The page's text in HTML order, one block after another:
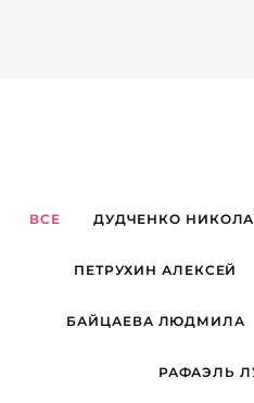
ВСЕ ДУДЧЕНКО
ПЕТРУХИН АЛЕКСЕЙ
БАЙЦАЕВА ЛЮДМИЛА
РАФАЭЛЬ